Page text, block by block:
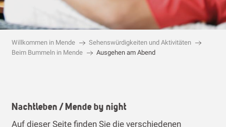
Willkommen in Mende
Sehenswürdigkeiten und Aktivitäten
Beim Bummeln in Mende
Ausgehen am Abend
Nachtleben / Mende by night
Auf dieser Seite finden Sie die verschiedenen